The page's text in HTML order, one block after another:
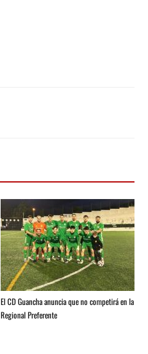
El CD Guancha anuncia que no competirá en la
Regional Preferente